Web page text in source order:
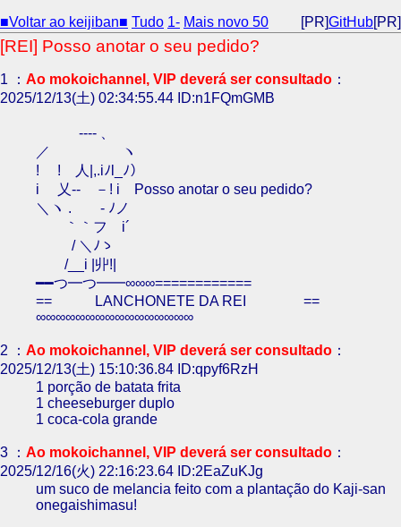
■Voltar ao keijiban■ Tudo 1- Mais novo 50 [PR]GitHub[PR]
[REI] Posso anotar o seu pedido?
1 ： Ao mokoichannel, VIP deverá ser consultado ：
2025/12/13(土) 02:34:55.44 ID:n1FQmGMB
-‐‐- 、
／ ヽ
! ! 人|,.iﾉl_ﾉ）
i 乂-‐ －! i Posso anotar o seu pedido?
＼ヽ .ゞ - ﾉノ
｀｀フ i´
/ ＼ﾉゝ
/__i |丱!|
━━つ━つ━━∞∞∞============
== LANCHONETE DA REI ==
∞∞∞∞∞∞∞∞∞∞∞∞∞∞∞∞
2 ： Ao mokoichannel, VIP deverá ser consultado ：
2025/12/13(土) 15:10:36.84 ID:qpyf6RzH
1 porção de batata frita
1 cheeseburger duplo
1 coca-cola grande
3 ： Ao mokoichannel, VIP deverá ser consultado ：
2025/12/16(火) 22:16:23.64 ID:2EaZuKJg
um suco de melancia feito com a plantação do Kaji-san
onegaishimasu!